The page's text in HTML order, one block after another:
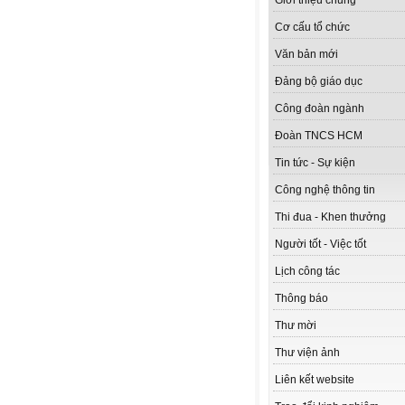
Cơ cấu tổ chức
Văn bản mới
Đảng bộ giáo dục
Công đoàn ngành
Đoàn TNCS HCM
Tin tức - Sự kiện
Công nghệ thông tin
Thi đua - Khen thưởng
Người tốt - Việc tốt
Lịch công tác
Thông báo
Thư mời
Thư viện ảnh
Liên kết website